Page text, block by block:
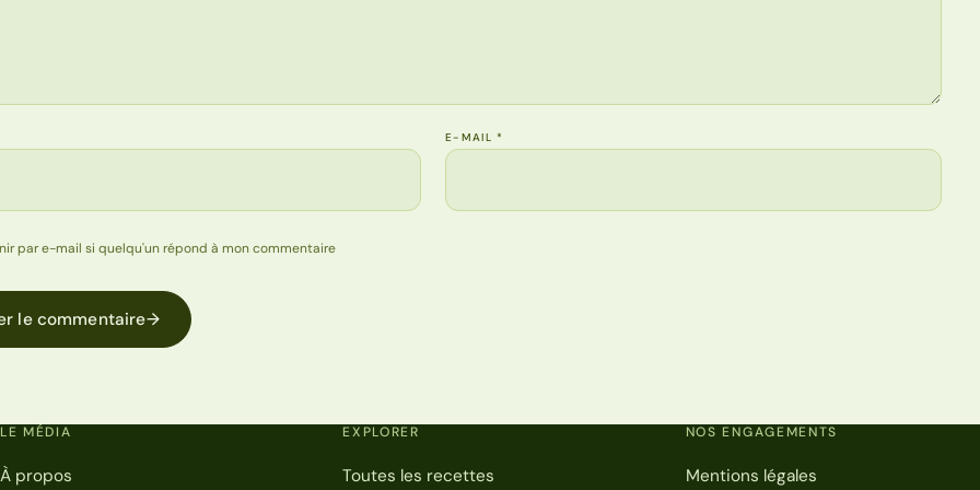
E-MAIL*
par e-mail si quelqu'un répond à mon commentaire
le commentaire→
LE MÉDIA
À propos
EXPLORER
Toutes les recettes
NOS ENGAGEMENTS
Mentions légales